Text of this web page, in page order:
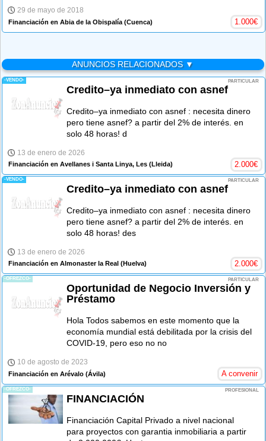
29 de mayo de 2018
Financiación en Abia de la Obispalía (Cuenca) 1.000€
ANUNCIOS RELACIONADOS ▼
-VENDO- PARTICULAR
Credito–ya inmediato con asnef
Credito–ya inmediato con asnef : necesita dinero
pero tiene asnef? a partir del 2% de interés. en
solo 48 horas! d
13 de enero de 2026
Financiación en Avellanes i Santa Linya, Les (Lleida) 2.000€
-VENDO- PARTICULAR
Credito–ya inmediato con asnef
Credito–ya inmediato con asnef : necesita dinero
pero tiene asnef? a partir del 2% de interés. en
solo 48 horas! des
13 de enero de 2026
Financiación en Almonaster la Real (Huelva) 2.000€
-OFREZCO- PARTICULAR
Oportunidad de Negocio Inversión y
Préstamo
Hola Todos sabemos en este momento que la
economía mundial está debilitada por la crisis del
COVID-19, pero eso no no
10 de agosto de 2023
Financiación en Arévalo (Ávila) A convenir
-OFREZCO- PROFESIONAL
FINANCIACIÓN
Financiación Capital Privado a nivel nacional
para proyectos con garantia inmobiliaria a partir